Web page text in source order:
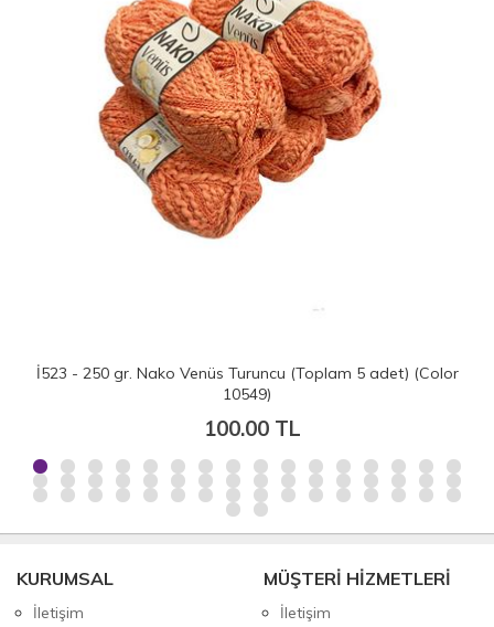
İ523 - 250 gr. Nako Venüs Turuncu (Toplam 5 adet) (Color
10549)
100.00 TL
KURUMSAL
İletişim
MÜŞTERİ HİZMETLERİ
İletişim